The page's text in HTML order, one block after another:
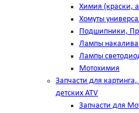
Химия (краски,
Хомуты
Подшипники,
Лампы
Лампы
Мотохимия
Запчасти для
детских ATV
Запчасти для